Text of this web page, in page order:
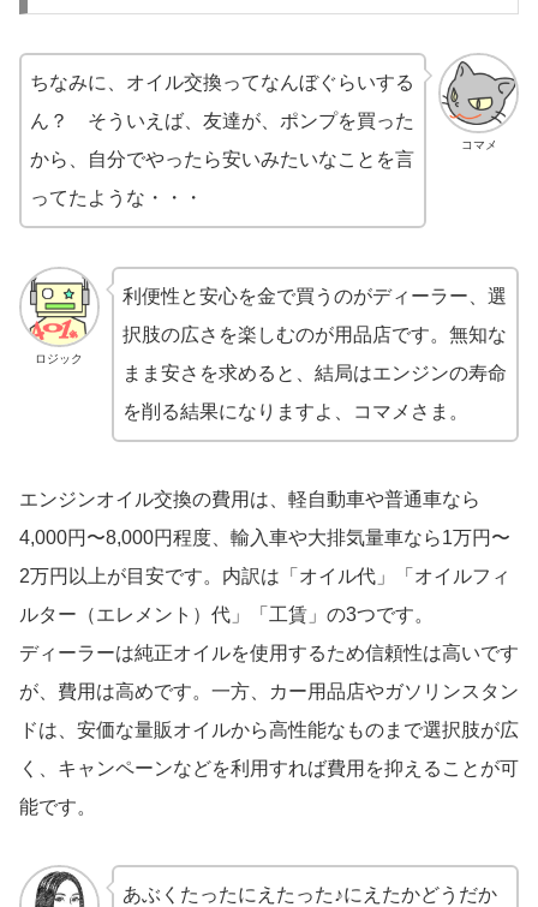
コマメ
ちなみに、オイル交換ってなんぼぐらいする
ん？ そういえば、友達が、ポンプを買った
から、自分でやったら安いみたいなことを言
ってたような・・・
ロジック
利便性と安心を金で買うのがディーラー、選
択肢の広さを楽しむのが用品店です。無知な
まま安さを求めると、結局はエンジンの寿命
を削る結果になりますよ、コマメさま。
エンジンオイル交換の費用は、軽自動車や普通車なら
4,000円〜8,000円程度、輸入車や大排気量車なら1万円〜
2万円以上が目安です。内訳は「オイル代」「オイルフィ
ルター（エレメント）代」「工賃」の3つです。
ディーラーは純正オイルを使用するため信頼性は高いです
が、費用は高めです。一方、カー用品店やガソリンスタン
ドは、安価な量販オイルから高性能なものまで選択肢が広
く、キャンペーンなどを利用すれば費用を抑えることが可
能です。
あぶくたったにえたった♪にえたかどうだか